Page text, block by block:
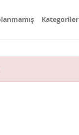
Kategoriler